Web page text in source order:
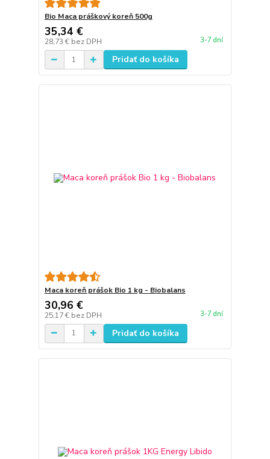
Bio Maca práškový koreň 500g
35,34 €
28,73 € bez DPH 3-7 dní
Pridať do košíka
Maca koreň prášok Bio 1 kg - Biobalans
30,96 €
25,17 € bez DPH 3-7 dní
Pridať do košíka